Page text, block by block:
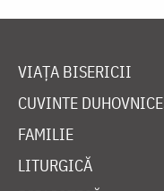
VIAȚA BISERICII
CUVINTE
FAMILIE
LITURGICĂ